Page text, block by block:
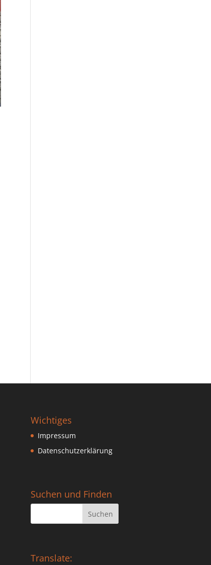
Wichtiges
Impressum
Datenschutzerklärung
Suchen und Finden
Translate: